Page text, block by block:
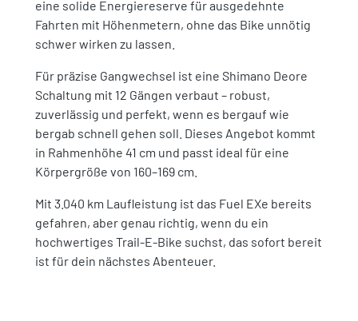
eine solide Energiereserve für ausgedehnte
Fahrten mit Höhenmetern, ohne das Bike unnötig
schwer wirken zu lassen.
Für präzise Gangwechsel ist eine Shimano Deore
Schaltung mit 12 Gängen verbaut – robust,
zuverlässig und perfekt, wenn es bergauf wie
bergab schnell gehen soll. Dieses Angebot kommt
in Rahmenhöhe 41 cm und passt ideal für eine
Körpergröße von 160–169 cm.
Mit 3.040 km Laufleistung ist das Fuel EXe bereits
gefahren, aber genau richtig, wenn du ein
hochwertiges Trail-E-Bike suchst, das sofort bereit
ist für dein nächstes Abenteuer.